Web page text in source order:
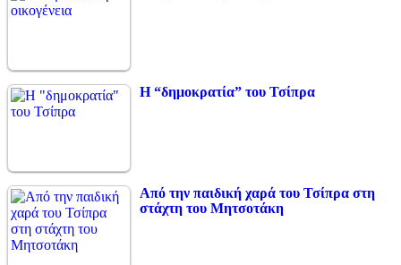
Η “δημοκρατία” του Τσίπρα
Από την παιδική χαρά του Τσίπρα στη
στάχτη του Μητσοτάκη